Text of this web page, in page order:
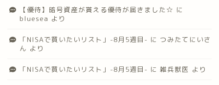
【優待】暗号資産が貰える優待が届きました☆ に
bluesea より
「NISAで買いたいリスト」-8月5週目- に つみたてにいさ
ん より
「NISAで買いたいリスト」-8月5週目- に 雑兵獣医 より